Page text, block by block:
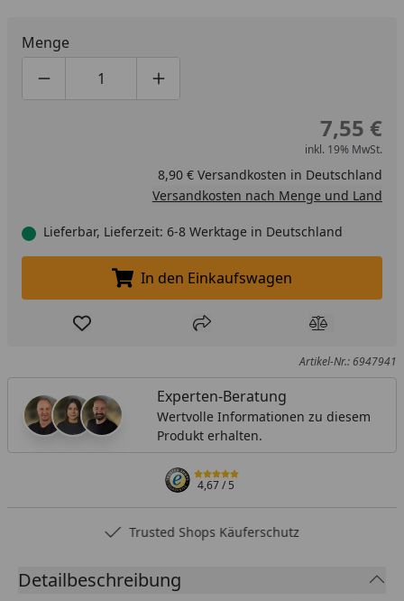
Menge
Produktmenge um eins verringern
Produktmenge manuell eingeben
Produktmenge um eins erhöhen
7,55 €
inkl. 19% MwSt.
8,90 € Versandkosten in Deutschland
Versandkosten nach Menge und Land
Lieferbar, Lieferzeit: 6-8 Werktage in Deutschland
In den Einkaufswagen legen
In den Einkaufswagen
Produkt zur Wunschliste hinzufügen
Teilen Produkt
Artikel-Nr.: 6947941
Experten-Beratung
Wertvolle Informationen zu diesem
Produkt erhalten.
4,67/ 5
Trusted Shops Käuferschutz
Detailbeschreibung